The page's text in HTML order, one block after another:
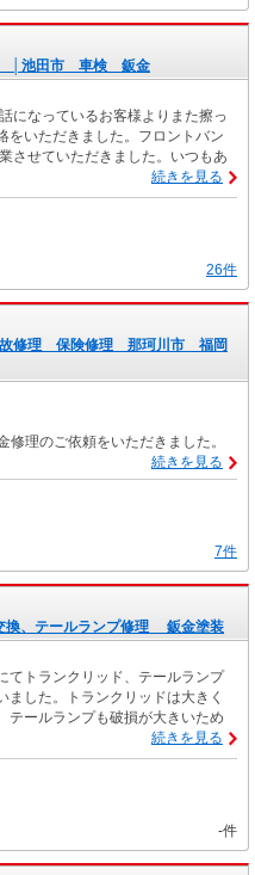
│池田市 車検 鈑金
になっているお客様よりまた擦っ
をいただきました。フロントバン
させていただきました。いつもあ
続きを見る
26件
修理 保険修理 那珂川市 福岡
理のご依頼をいただきました。
続きを見る
7件
換、テールランプ修理 鈑金塗装
てトランクリッド、テールランプ
ました。トランクリッドは大きく
テールランプも破損が大きいため
続きを見る
-件